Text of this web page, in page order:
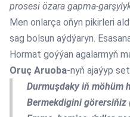
prosesi özara gapma-
Men onlarça oňyn pikirleri
sag bolsun aýdýaryn.
Hormat goýýan agalarmyň
Oruç Aruoba-nyň ajaýyp
Durmuşdaky iň möhüm
Bermekdigini